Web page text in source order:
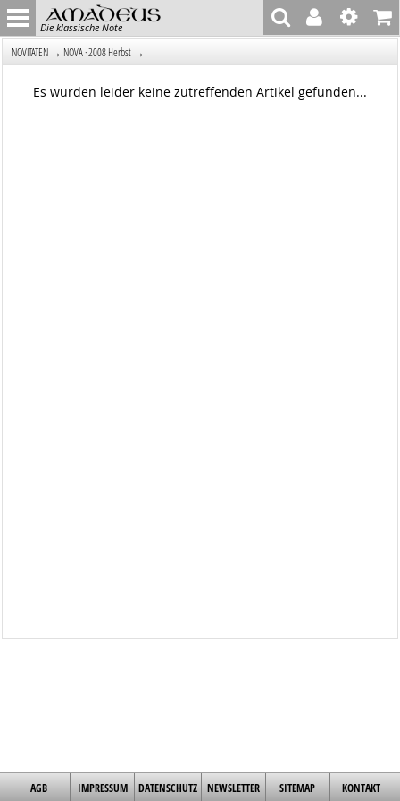
Die klassische Note
NOVITÄTEN → NOVA · 2008 Herbst →
Es wurden leider keine zutreffenden Artikel gefunden...
AGB IMPRESSUM DATENSCHUTZ NEWSLETTER SITEMAP KONTAKT